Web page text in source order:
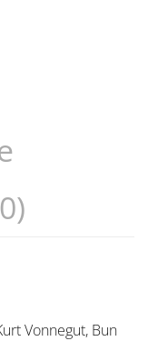
Vonnegut, Bun